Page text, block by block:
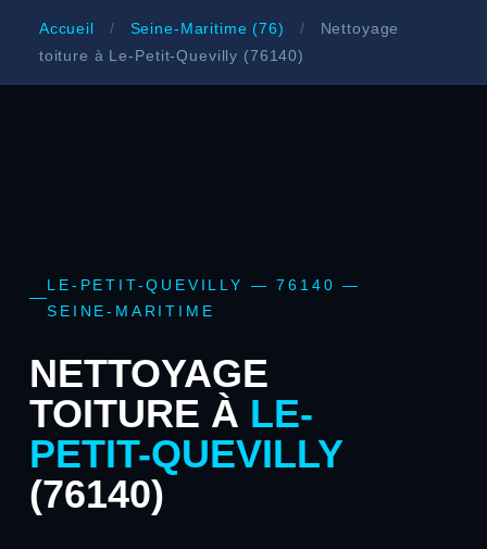
Accueil / Seine-Maritime (76) /
Nettoyage
toiture à Le-Petit-Quevilly (76140)
LE-PETIT-QUEVILLY — 76140 —
SEINE-MARITIME
NETTOYAGE
TOITURE À LE-
PETIT-QUEVILLY
(76140)